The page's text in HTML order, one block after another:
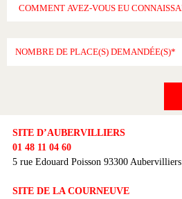
SITE D’AUBERVILLIERS
01 48 11 04 60
5 rue Edouard Poisson 93300 Aubervilliers
SITE DE LA COURNEUVE